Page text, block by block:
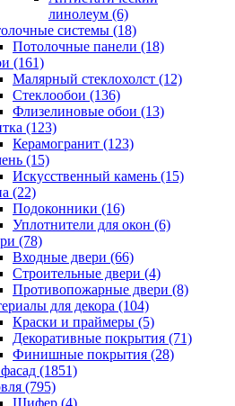
линолеум (6)
системы (18)
Потолочные панели (18)
(161)
Малярный стеклохолст (12)
Стеклообои (136)
Флизелиновые обои (13)
(123)
Керамогранит (123)
(15)
Искусственный камень (15)
(22)
Подоконники (16)
Уплотнители для окон (6)
(78)
Входные двери (66)
Строительные двери (4)
Противопожарные двери (8)
для декора (104)
Краски и праймеры (5)
Декоративные покрытия (71)
Финишные покрытия (28)
(1851)
(795)
Шифер (4)